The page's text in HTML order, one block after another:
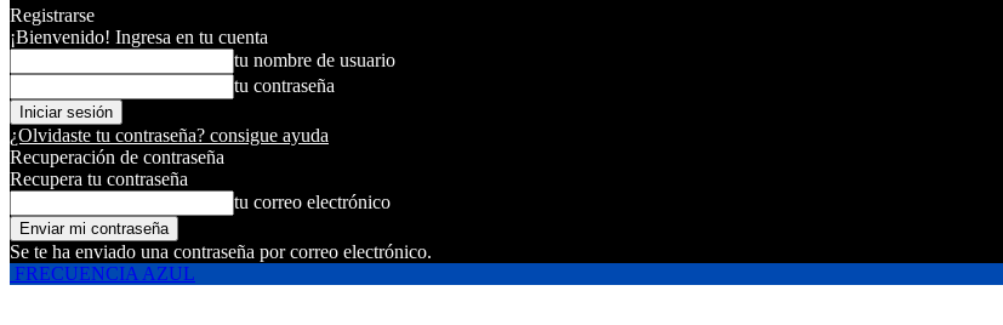
Registrarse
¡Bienvenido! Ingresa en tu cuenta
tu nombre de usuario
tu contraseña
¿Olvidaste tu contraseña? consigue ayuda
Recuperación de contraseña
Recupera tu contraseña
tu correo electrónico
Se te ha enviado una contraseña por correo electrónico.
FRECUENCIA AZUL